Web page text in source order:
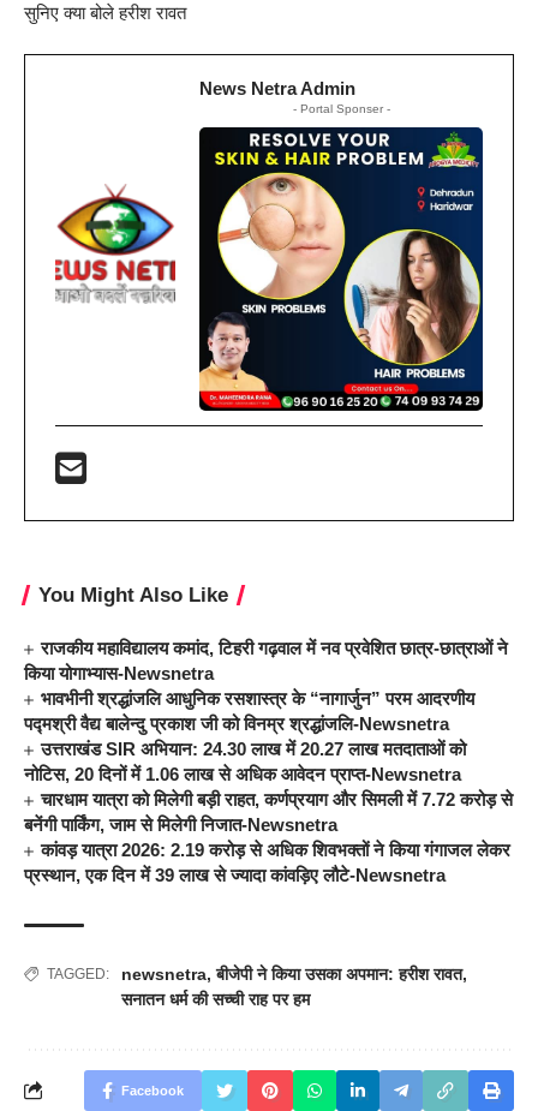
सुनिए क्या बोले हरीश रावत
News Netra Admin
- Portal Sponser -
You Might Also Like
राजकीय महाविद्यालय कमांद, टिहरी गढ़वाल में नव प्रवेशित छात्र-छात्राओं ने
किया योगाभ्यास-Newsnetra
भावभीनी श्रद्धांजलि आधुनिक रसशास्त्र के “नागार्जुन” परम आदरणीय
पद्मश्री वैद्य बालेन्दु प्रकाश जी को विनम्र श्रद्धांजलि-Newsnetra
उत्तराखंड SIR अभियान: 24.30 लाख में 20.27 लाख मतदाताओं को
नोटिस, 20 दिनों में 1.06 लाख से अधिक आवेदन प्राप्त-Newsnetra
चारधाम यात्रा को मिलेगी बड़ी राहत, कर्णप्रयाग और सिमली में 7.72 करोड़ से
बनेंगी पार्किंग, जाम से मिलेगी निजात-Newsnetra
कांवड़ यात्रा 2026: 2.19 करोड़ से अधिक शिवभक्तों ने किया गंगाजल लेकर
प्रस्थान, एक दिन में 39 लाख से ज्यादा कांवड़िए लौटे-Newsnetra
TAGGED: newsnetra,बीजेपी ने किया उसका अपमान: हरीश रावत,
सनातन धर्म की सच्ची राह पर हम
Facebook